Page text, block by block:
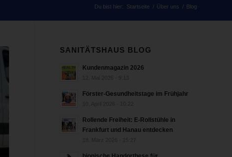
Du bist hier: Startseite / Über uns / Blog
SANITÄTSHAUS BLOG
Kundenmagazin 2026
Förster-Gesundheitstage im Frühjahr
Rollende Freiheit: E-Rollstühle in
Frankfurt und Hanau entdecken